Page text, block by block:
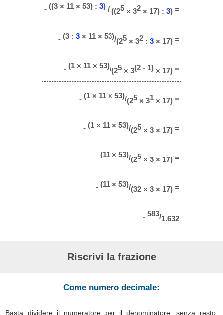
- ((3 × 11 × 53) : 3)/ ((25× 32× 17) : 3)=
- (3 : 3× 11 × 53)/(25× 32: 3× 17)=
- (1 × 11 × 53)/(25× 3(2 - 1)× 17)=
- (1 × 11 × 53)/(25× 31× 17)=
- (1 × 11 × 53)/(25× 3 × 17)=
- (11 × 53)/(25× 3 × 17)=
- (11 × 53)/(32 × 3 × 17)=
- 583/1.632
Riscrivi la frazione
Come numero decimale:
Basta dividere il numeratore per il denominatore, senza resto,